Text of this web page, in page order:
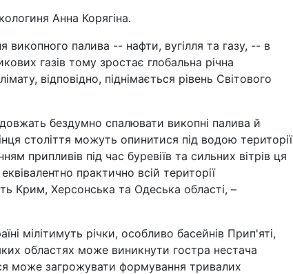
Анна Корягіна.
палива -- нафти, вугілля та газу, -- в
газів тому зростає глобальна річна
відповідно, піднімається рівень Світового
бездумно спалювати викопні палива й
століття можуть опинитися під водою території
припливів під час буревіїв та сильних вітрів ця
практично всій території
Крим, Херсонська та Одеська області, –
мілітимуть річки, особливо басейнів Прип'яті,
областях може виникнути гостра нестача
може загрожувати формування тривалих